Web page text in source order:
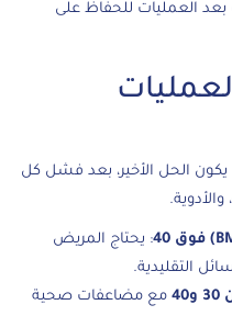
بعد العمليات للحفاظ على
يكون الحل الأخير، بعد فشل كل
والأدوية.
: يحتاج المريض
التقليدية.
مع مضاعفات صحية